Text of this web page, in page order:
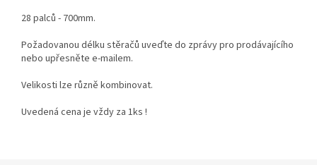
28 palců - 700mm.
Požadovanou délku stěračů uveďte do zprávy pro prodávajícího
nebo upřesněte e-mailem.
Velikosti lze různě kombinovat.
Uvedená cena je vždy za 1ks !